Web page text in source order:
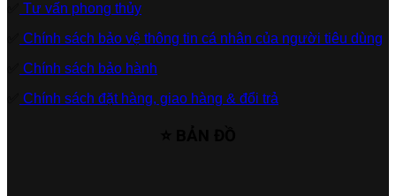
Tư vấn phong thủy
Chính sách bảo vệ thông tin cá nhân của người tiêu dùng
Chính sách bảo hành
Chính sách đặt hàng, giao hàng & đổi trả